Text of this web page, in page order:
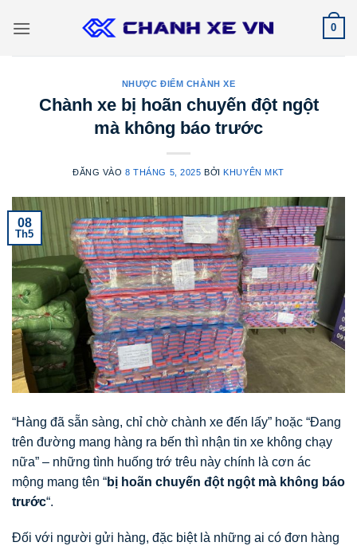
qua
0
NHƯỢC ĐIỂM CHÀNH XE
Chành xe bị hoãn chuyến đột ngột
mà không báo trước
ĐĂNG VÀO8 THÁNG 5, 2025 BỞIKHUYÊN MKT
08
Th5
“Hàng đã sẵn sàng, chỉ chờ chành xe đến lấy” hoặc “Đang
trên đường mang hàng ra bến thì nhận tin xe không chạy
nữa” – những tình huống trớ trêu này chính là cơn ác
mộng mang tên “bị hoãn chuyến đột ngột mà không báo
trước“.
Đối với người gửi hàng, đặc biệt là những ai có đơn hàng